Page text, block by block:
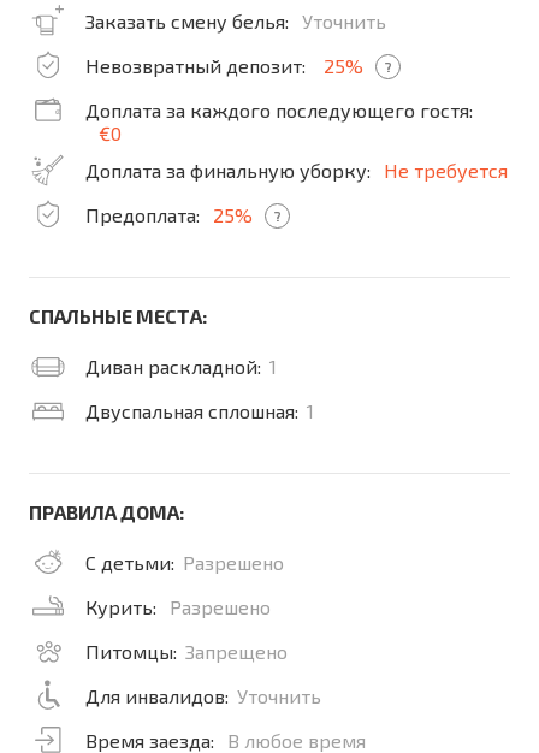
Заказать смену белья:
Уточнить
Невозвратный депозит:
25% ?
Доплата за каждого последующего гостя:
€0
Доплата за финальную уборку:
Не требуется
Предоплата:
25% ?
СПАЛЬНЫЕ МЕСТА:
Диван раскладной: 1
Двуспальная сплошная: 1
ПРАВИЛА ДОМА:
С детьми: Разрешено
Курить:
Разрешено
Питомцы: Запрещено
Для инвалидов: Уточнить
Время заезда:
В любое время